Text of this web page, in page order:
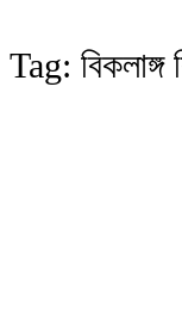
Tag: বিকলাঙ্গ